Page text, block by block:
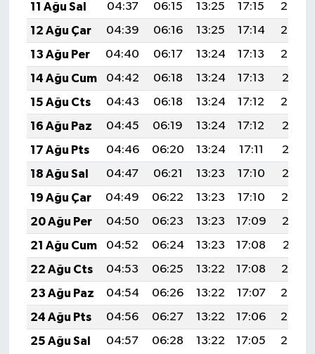
11 Ağu Sal
04:37 06:15 13:25 17:15
20:25
12 Ağu Çar
04:39 06:16 13:25 17:14
20:24
13 Ağu Per
04:40 06:17 13:24 17:13
20:22
14 Ağu Cum
04:42 06:18 13:24 17:13
20:21
15 Ağu Cts
04:43 06:18 13:24 17:12
20:20
16 Ağu Paz
04:45 06:19 13:24 17:12
20:18
17 Ağu Pts
04:46 06:20 13:24 17:11
20:17
18 Ağu Sal
04:47 06:21 13:23 17:10
20:15
19 Ağu Çar
04:49 06:22 13:23 17:10
20:14
20 Ağu Per
04:50 06:23 13:23 17:09
20:13
21 Ağu Cum
04:52 06:24 13:23 17:08
20:11
22 Ağu Cts
04:53 06:25 13:22 17:08
20:10
23 Ağu Paz
04:54 06:26 13:22 17:07
20:08
24 Ağu Pts
04:56 06:27 13:22 17:06
20:07
25 Ağu Sal
04:57 06:28 13:22 17:05 20:05